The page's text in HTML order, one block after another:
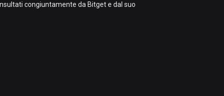
congiuntamente da Bitget e dal suo